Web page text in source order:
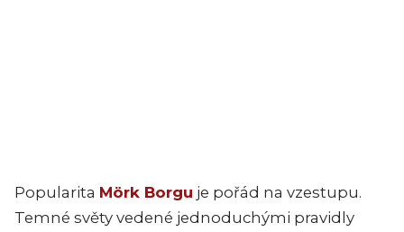
Popularita Mörk Borgu je pořád na vzestupu.
Temné světy vedené jednoduchými pravidly